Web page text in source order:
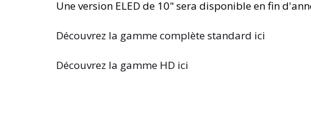
Une version ELED de 10" sera disponible en fin
Découvrez la gamme complète standard ici
Découvrez la gamme HD ici